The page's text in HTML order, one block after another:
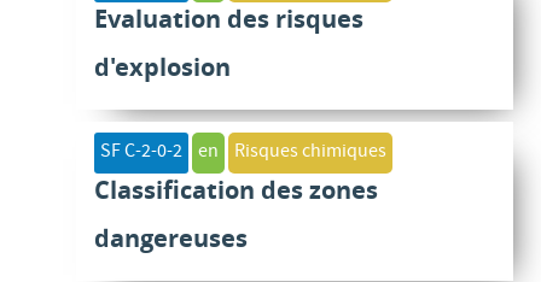
Evaluation des risques
d'explosion
SF C-2-0-2 en Risques chimiques
Classification des zones
dangereuses